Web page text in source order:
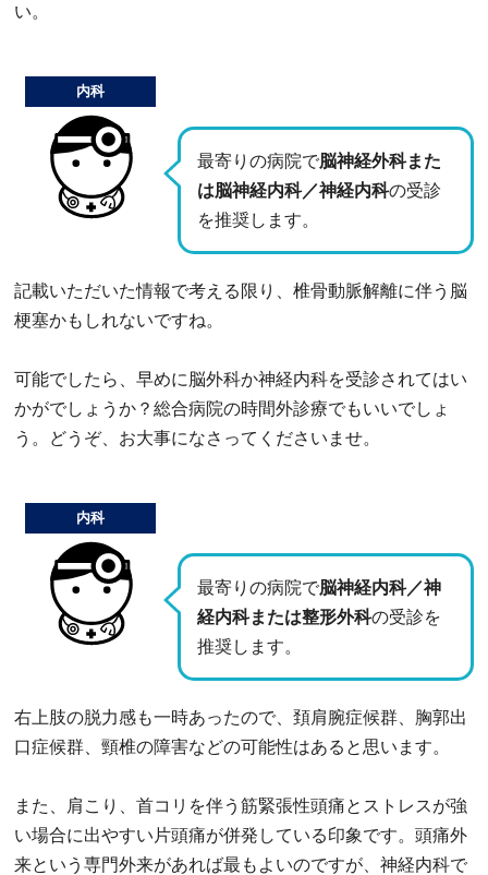
い。
最寄りの病院で脳神経外科また
は脳神経内科／神経内科の受診
を推奨します。
内科
記載いただいた情報で考える限り、椎骨動脈解離に伴う脳
梗塞かもしれないですね。
可能でしたら、早めに脳外科か神経内科を受診されてはい
かがでしょうか？総合病院の時間外診療でもいいでしょ
う。どうぞ、お大事になさってくださいませ。
最寄りの病院で脳神経内科／神
経内科または整形外科の受診を
推奨します。
内科
右上肢の脱力感も一時あったので、頚肩腕症候群、胸郭出
口症候群、頸椎の障害などの可能性はあると思います。
また、肩こり、首コリを伴う筋緊張性頭痛とストレスが強
い場合に出やすい片頭痛が併発している印象です。頭痛外
来という専門外来があれば最もよいのですが、神経内科で